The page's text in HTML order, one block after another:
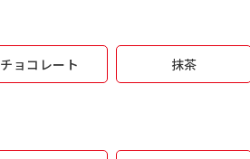
チョコレート 抹茶